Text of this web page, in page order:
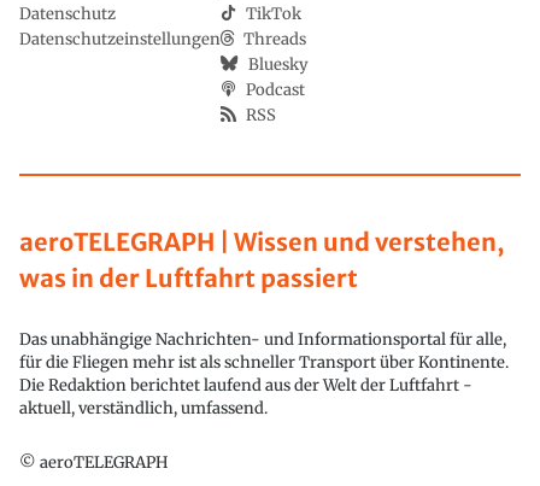
aeroTELEGRAPH | Wissen und verstehen,
was in der Luftfahrt passiert
Das unabhängige Nachrichten- und Informationsportal für alle,
für die Fliegen mehr ist als schneller Transport über Kontinente.
Die Redaktion berichtet laufend aus der Welt der Luftfahrt -
aktuell, verständlich, umfassend.
© aeroTELEGRAPH
Datenschutz
Datenschutzeinstellungen
TikTok
Threads
Bluesky
Podcast
RSS